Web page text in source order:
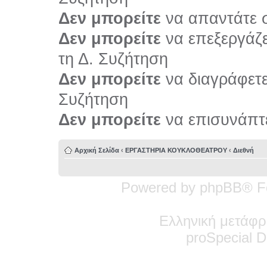
Δεν μπορείτε να απαντάτε
Δεν μπορείτε να
τη Δ. Συζήτηση
Δεν μπορείτε να
Συζήτηση
Δεν μπορείτε να
Αρχική Σελίδα ‹ ΕΡΓΑΣΤΗΡΙΑ ΚΟΥΚΛΟΘΕΑΤΡΟΥ ‹ Διεθνή
Powered by phpBB®
Ελληνική
proSpecial